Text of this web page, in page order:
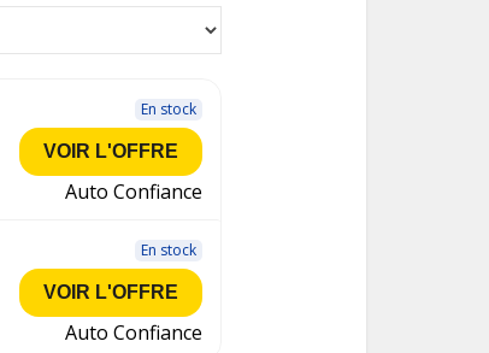
En stock
VOIR L'OFFRE
Auto Confiance
En stock
VOIR L'OFFRE
Auto Confiance